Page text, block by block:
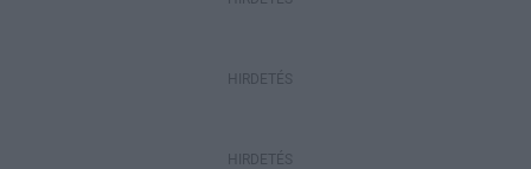
HIRDETÉS
HIRDETÉS